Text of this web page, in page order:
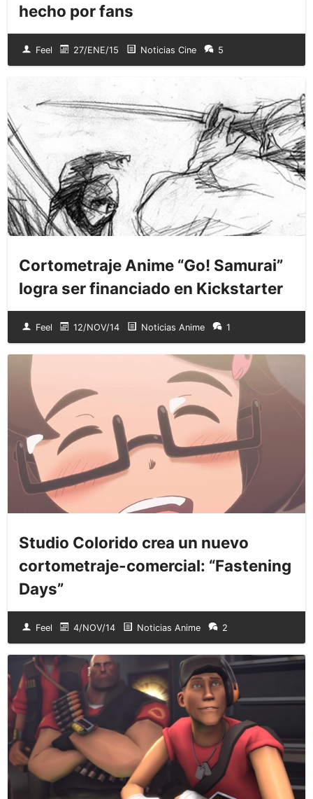
hecho por fans
Feel 27/ENE/15 Noticias Cine 5
Cortometraje Anime “Go! Samurai”
logra ser financiado en Kickstarter
Feel 12/NOV/14 Noticias Anime 1
Studio Colorido crea un nuevo
cortometraje-comercial: “Fastening
Days”
Feel 4/NOV/14 Noticias Anime 2